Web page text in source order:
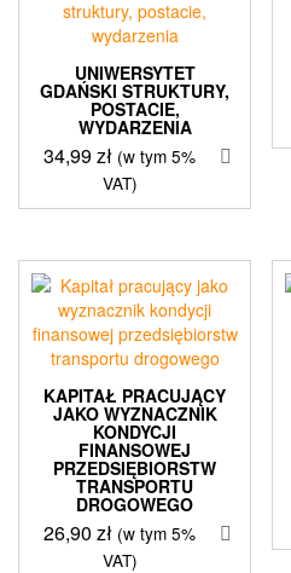
UNIWERSYTET
GDAŃSKI STRUKTURY,
POSTACIE,
WYDARZENIA
34,99zł (w tym 5%
VAT)
KAPITAŁ PRACUJĄCY
JAKO WYZNACZNIK
KONDYCJI
FINANSOWEJ
PRZEDSIĘBIORSTW
TRANSPORTU
DROGOWEGO
26,90zł (w tym 5%
VAT)